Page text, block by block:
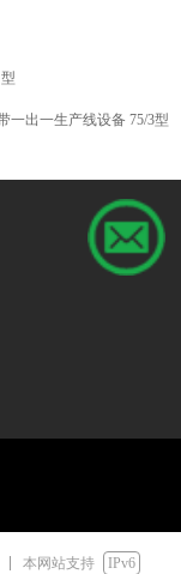
一出一生产线设备 75/3型
本网站支持 IPv6